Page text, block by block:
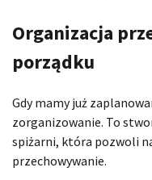
Organizacja
porządku
Gdy mamy już
zorganizowanie. To
spiżarni, która pozwoli
przechowywanie.